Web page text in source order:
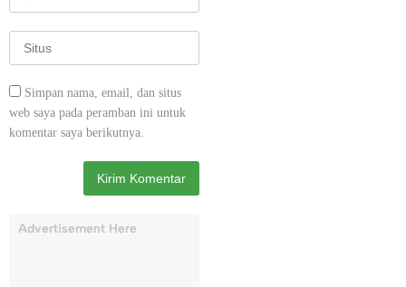
Simpan nama, email, dan situs
web saya pada peramban ini untuk
komentar saya berikutnya.
Advertisement Here